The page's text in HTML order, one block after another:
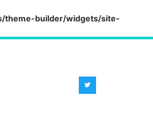
theme-builder/widgets/site-